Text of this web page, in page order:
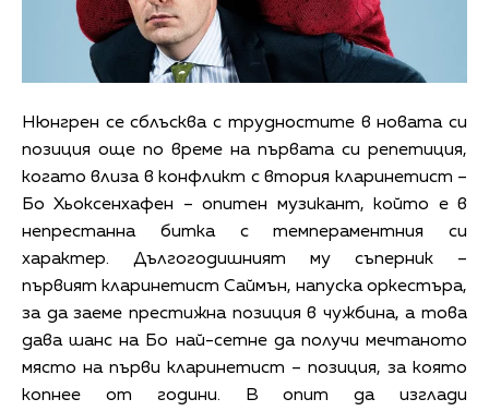
Нюнгрен се сблъсква с трудностите в новата си
позиция още по време на първата си репетиция,
когато влиза в конфликт с втория кларинетист –
Бо Хьоксенхафен – опитен музикант, който е в
непрестанна битка с темпераментния си
характер. Дългогодишният му съперник –
първият кларинетист Саймън, напуска оркестъра,
за да заеме престижна позиция в чужбина, а това
дава шанс на Бо най-сетне да получи мечтаното
място на първи кларинетист – позиция, за която
копнее от години. В опит да изглади